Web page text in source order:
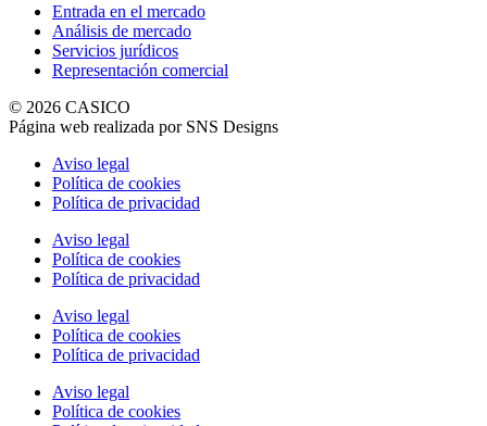
Entrada en el mercado
Análisis de mercado
Servicios jurídicos
Representación comercial
© 2026 CASICO
Página web realizada por SNS Designs
Aviso legal
Política de cookies
Política de privacidad
Aviso legal
Política de cookies
Política de privacidad
Aviso legal
Política de cookies
Política de privacidad
Aviso legal
Política de cookies